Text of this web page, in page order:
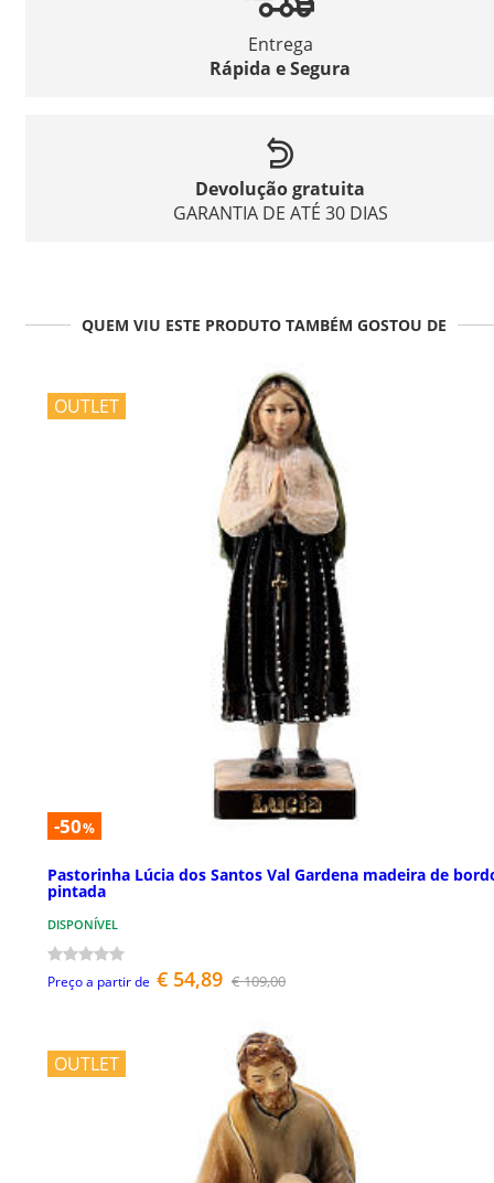
Entrega
Rápida e Segura
Devolução gratuita
GARANTIA DE ATÉ 30 DIAS
QUEM VIU ESTE PRODUTO TAMBÉM GOSTOU DE
OUTLET
-50%
Pastorinha Lúcia dos Santos Val Gardena madeira de
pintada
DISPONÍVEL
Preço a partir de € 54,89 € 109,00
OUTLET